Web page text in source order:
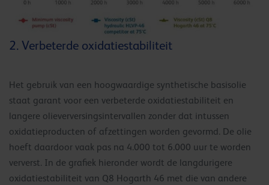
2. Verbeterde oxidatiestabiliteit
Het gebruik van een hoogwaardige synthetische basisolie
staat garant voor een verbeterde oxidatiestabiliteit en
langere olieverversingsintervallen zonder dat intussen
oxidatieproducten of afzettingen worden gevormd. De olie
hoeft daardoor vaak pas na 4.000 tot 6.000 uur te worden
ververst. In de grafiek hieronder wordt de langdurigere
oxidatiestabiliteit van Q8 Hogarth 46 met die van andere